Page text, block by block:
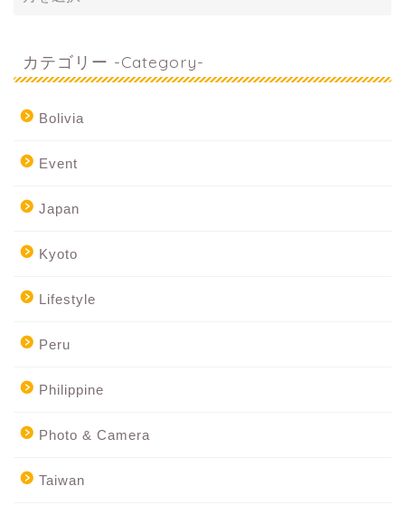
カテゴリー -Category-
Bolivia
Event
Japan
Kyoto
Lifestyle
Peru
Philippine
Photo & Camera
Taiwan